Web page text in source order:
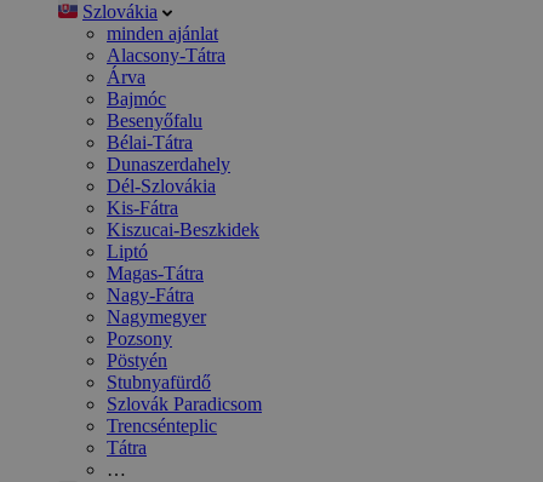
Szlovákia
minden ajánlat
Alacsony-Tátra
Árva
Bajmóc
Besenyőfalu
Bélai-Tátra
Dunaszerdahely
Dél-Szlovákia
Kis-Fátra
Kiszucai-Beszkidek
Liptó
Magas-Tátra
Nagy-Fátra
Nagymegyer
Pozsony
Pöstyén
Stubnyafürdő
Szlovák Paradicsom
Trencsénteplic
Tátra
…